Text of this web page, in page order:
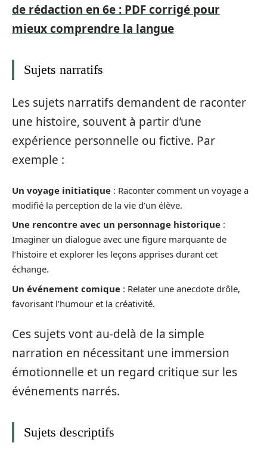
de rédaction en 6e : PDF corrigé pour
mieux comprendre la langue
Sujets narratifs
Les sujets narratifs demandent de raconter
une histoire, souvent à partir d’une
expérience personnelle ou fictive. Par
exemple :
Un voyage initiatique : Raconter comment un voyage a
modifié la perception de la vie d’un élève.
Une rencontre avec un personnage historique :
Imaginer un dialogue avec une figure marquante de
l’histoire et explorer les leçons apprises durant cet
échange.
Un événement comique : Relater une anecdote drôle,
favorisant l’humour et la créativité.
Ces sujets vont au-delà de la simple
narration en nécessitant une immersion
émotionnelle et un regard critique sur les
événements narrés.
Sujets descriptifs